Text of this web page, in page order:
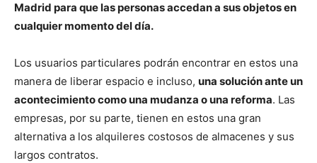
Madrid para que las personas accedan a sus objetos en
cualquier momento del día.
Los usuarios particulares podrán encontrar en estos una
manera de liberar espacio e incluso, una solución ante un
acontecimiento como una mudanza o una reforma. Las
empresas, por su parte, tienen en estos una gran
alternativa a los alquileres costosos de almacenes y sus
largos contratos.